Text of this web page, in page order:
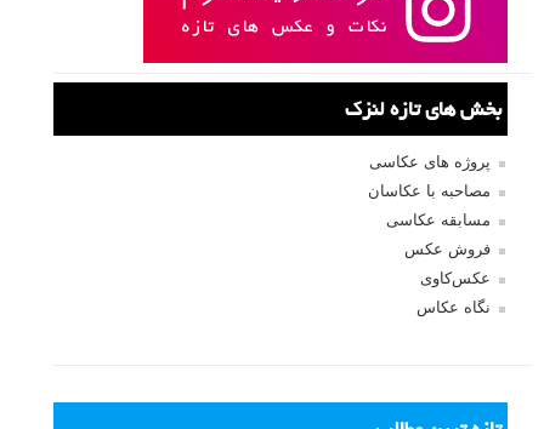
بخش های تازه لنزک
پروژه های عکاسی
مصاحبه با عکاسان
مسابقه عکاسی
فروش عکس
عکس‌کاوی
نگاه عکاس